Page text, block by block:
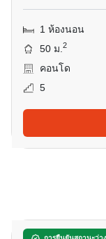
1 ห้องนอน
50 ม.2
คอนโด
5